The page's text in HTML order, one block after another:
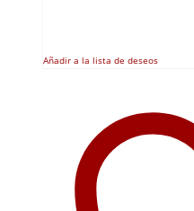
Añadir a la lista de deseos